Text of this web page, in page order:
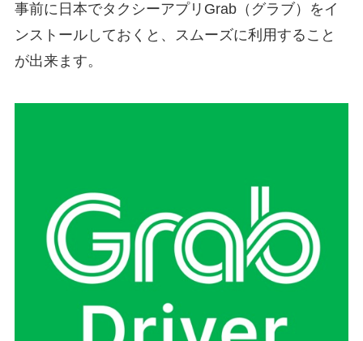
事前に日本でタクシーアプリGrab（グラブ）をイ
ンストールしておくと、スムーズに利用すること
が出来ます。